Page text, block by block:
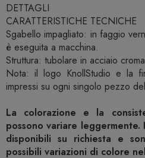
DETTAGLI
CARATTERISTICHE TECNICHE
Sgabello impagliato: in faggio
è eseguita a macchina.
Struttura: tubolare in acciaio
Nota: il logo KnollStudio e la
impressi su ogni singolo pezzo
La colorazione e la
possono variare
disponibili su richiesta e
possibili variazioni di colore